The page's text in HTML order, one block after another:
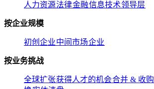
人力资源​​法律​​金融​​信息技术​​领导层​​
按企业规模​​
初创企业​​中间市场​​企业​​
按业务挑战​​
全球扩张​​获得人才的机会​​合并 & 收购​​